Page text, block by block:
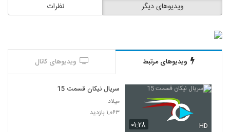
نظرات ویدیوهای دیگر
ویدیوهای مرتبط ویدیوهای کانال
۰۱:۲۸ HD
سریال نیکان قسمت 15
میلاد
۱,۰۶۳ بازدید